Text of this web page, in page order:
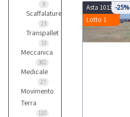
9
Scaffalature
23
Transpallet
33
Meccanica
382
Medicale
27
Movimento
Terra
110
Asta 10135
Lotto 1
-25%